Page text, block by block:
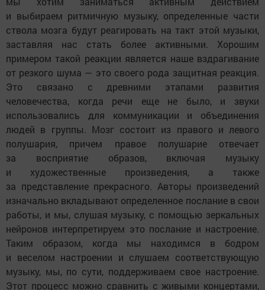
и выбираем ритмичную музыку, определенные части
ствола мозга будут реагировать на такт этой музыки,
заставляя нас стать более активными. Хорошим
примером такой реакции является наше вздрагивание
от резкого шума — это своего рода защитная реакция.
Это связано с древними этапами развития
человечества, когда речи еще не было, и звуки
использовались для коммуникации и объединения
людей в группы. Мозг состоит из правого и левого
полушария, причем правое полушарие отвечает
за восприятие образов, включая музыку
и художественные произведения, а также
за представление прекрасного. Авторы произведений
изначально вкладывают определенное послание в свои
работы, и мы, слушая музыку, с помощью зеркальных
нейронов интерпретируем это послание и настроение.
Таким образом, когда мы находимся в бодром
и веселом настроении и слушаем соответствующую
музыку, мы, по сути, поддерживаем свое настроение.
Этот процесс можно сравнить с живыми концертами,